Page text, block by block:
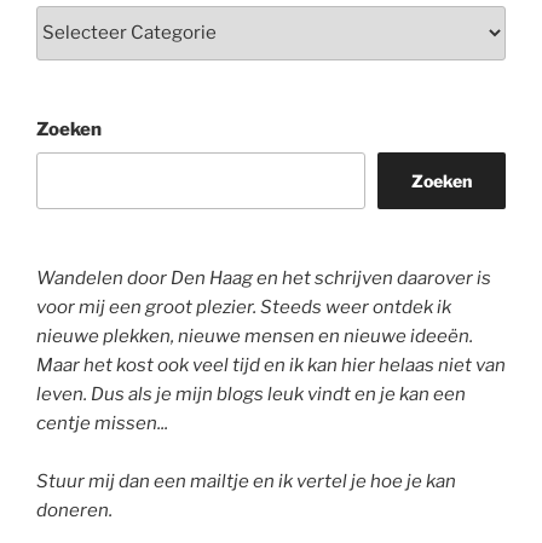
Zoeken
Zoeken
Wandelen door Den Haag en het schrijven daarover is
voor mij een groot plezier. Steeds weer ontdek ik
nieuwe plekken, nieuwe mensen en nieuwe ideeën.
Maar het kost ook veel tijd en ik kan hier helaas niet van
leven. Dus als je mijn blogs leuk vindt en je kan een
centje missen...
Stuur mij dan een mailtje en ik vertel je hoe je kan
doneren.